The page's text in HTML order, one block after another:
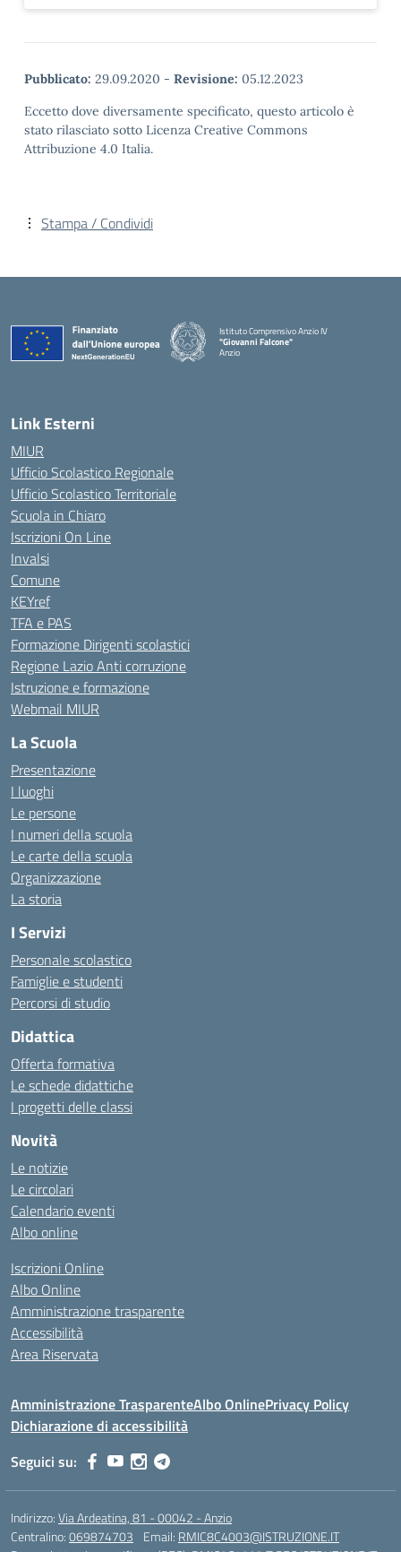
Pubblicato: 29.09.2020 - Revisione: 05.12.2023
Eccetto dove diversamente specificato, questo articolo è
stato rilasciato sotto Licenza Creative Commons
Attribuzione 4.0 Italia.
Stampa / Condividi
Istituto Comprensivo Anzio IV
"Giovanni Falcone"
Anzio
Link Esterni
MIUR
Ufficio Scolastico Regionale
Ufficio Scolastico Territoriale
Scuola in Chiaro
Iscrizioni On Line
Invalsi
Comune
KEYref
TFA e PAS
Formazione Dirigenti scolastici
Regione Lazio Anti corruzione
Istruzione e formazione
Webmail MIUR
La Scuola
Presentazione
I luoghi
Le persone
I numeri della scuola
Le carte della scuola
Organizzazione
La storia
I Servizi
Personale scolastico
Famiglie e studenti
Percorsi di studio
Didattica
Offerta formativa
Le schede didattiche
I progetti delle classi
Novità
Le notizie
Le circolari
Calendario eventi
Albo online
Iscrizioni Online
Albo Online
Amministrazione trasparente
Accessibilità
Area Riservata
Amministrazione TrasparenteAlbo OnlinePrivacy Policy
Dichiarazione di accessibilità
Seguici su:
Indirizzo:Via Ardeatina, 81 - 00042 - Anzio
Centralino:069874703 Email: RMIC8C4003@ISTRUZIONE.IT